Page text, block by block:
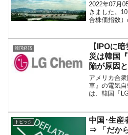
2022年07月
きました。
合株価指数
『
げ分を取り
KOSP...
韓国経済
【IPOに
災は韓国
陥が原因
アメリカ合
車』の電気
は、韓国『
ン』（以前
ーが原因と
『LGエネル
したバッテ
トピック
中国･生産
⇒ 「だか